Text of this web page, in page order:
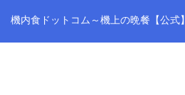
機内食ドットコム～機上の晩餐【公式】